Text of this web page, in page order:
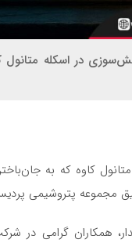
در اسکله متانول
کاوه که به
مجموعه پتروشیمی
همکاران گرامی در